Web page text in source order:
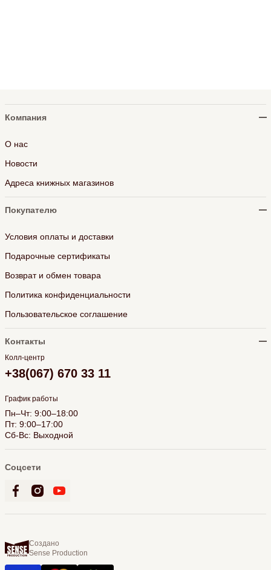
Компания
О нас
Новости
Адреса книжных магазинов
Покупателю
Условия оплаты и доставки
Подарочные сертификаты
Возврат и обмен товара
Политика конфиденциальности
Пользовательское соглашение
Контакты
Колл-центр
+38(067) 670 33 11
График работы
Пн–Чт: 9:00–18:00
Пт: 9:00–17:00
Сб-Вс: Выходной
Соцсети
Создано
Sense Production